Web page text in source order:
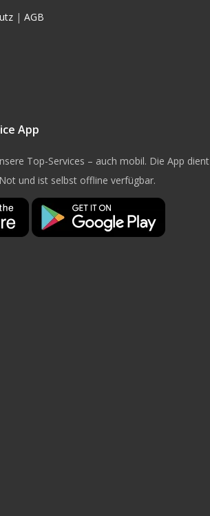
| AGB
App
Top-Services – auch mobil. Die App
und ist selbst offline verfügbar.